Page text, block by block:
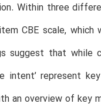
Within three
CBE scale,
suggest that while
intent’ represent
an overview of key